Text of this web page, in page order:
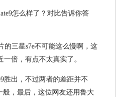
的三星s7e不可能这么慢啊，这
一倍，有点不太真实了。
胜出，不过两者的差距并不
般，最后，这位网友还用鲁大